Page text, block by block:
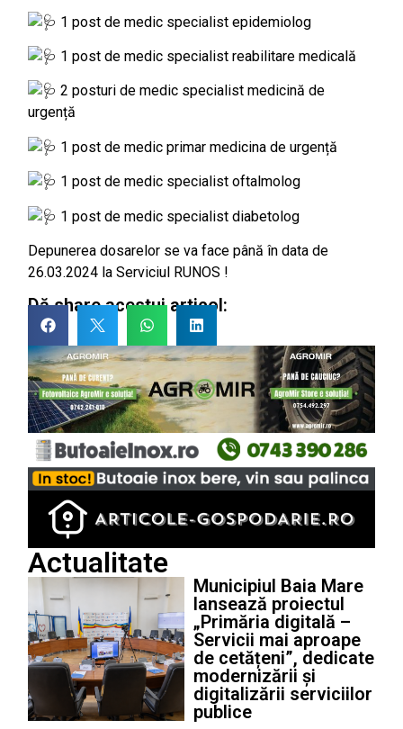
1 post de medic specialist epidemiolog
1 post de medic specialist reabilitare medicală
2 posturi de medic specialist medicină de
urgență
1 post de medic primar medicina de urgență
1 post de medic specialist oftalmolog
1 post de medic specialist diabetolog
Depunerea dosarelor se va face până în data de
26.03.2024 la Serviciul RUNOS !
Dă share acestui articol:
Actualitate
Municipiul Baia Mare
lansează proiectul
„Primăria digitală –
Servicii mai aproape
de cetățeni”, dedicate
modernizării și
digitalizării serviciilor
publice